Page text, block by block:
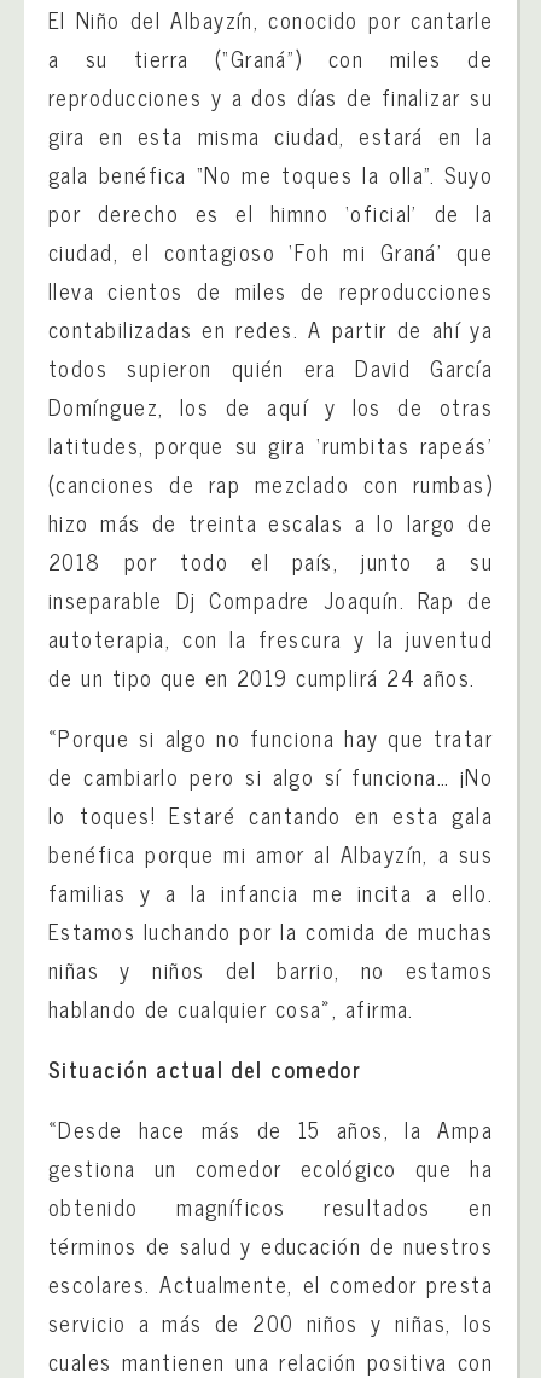
El Niño del Albayzín, conocido por cantarle
a su tierra (“Graná”) con miles de
reproducciones y a dos días de finalizar su
gira en esta misma ciudad, estará en la
gala benéfica “No me toques la olla”. Suyo
por derecho es el himno ‘oficial’ de la
ciudad, el contagioso ‘Foh mi Graná’ que
lleva cientos de miles de reproducciones
contabilizadas en redes. A partir de ahí ya
todos supieron quién era David García
Domínguez, los de aquí y los de otras
latitudes, porque su gira ‘rumbitas rapeás’
(canciones de rap mezclado con rumbas)
hizo más de treinta escalas a lo largo de
2018 por todo el país, junto a su
inseparable Dj Compadre Joaquín. Rap de
autoterapia, con la frescura y la juventud
de un tipo que en 2019 cumplirá 24 años.
«Porque si algo no funciona hay que tratar
de cambiarlo pero si algo sí funciona… ¡No
lo toques! Estaré cantando en esta gala
benéfica porque mi amor al Albayzín, a sus
familias y a la infancia me incita a ello.
Estamos luchando por la comida de muchas
niñas y niños del barrio, no estamos
hablando de cualquier cosa», afirma.
Situación actual del comedor
«Desde hace más de 15 años, la Ampa
gestiona un comedor ecológico que ha
obtenido magníficos resultados en
términos de salud y educación de nuestros
escolares. Actualmente, el comedor presta
servicio a más de 200 niños y niñas, los
cuales mantienen una relación positiva con